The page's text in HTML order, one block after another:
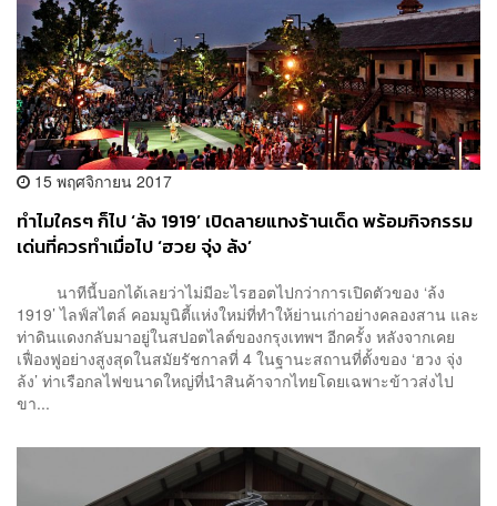
15 พฤศจิกายน 2017
ทำไมใครๆ ก็ไป ‘ล้ง 1919’ เปิดลายแทงร้านเด็ด พร้อมกิจกรรม
เด่นที่ควรทำเมื่อไป ‘ฮวย จุ่ง ล้ง’
นาทีนี้บอกได้เลยว่าไม่มีอะไรฮอตไปกว่าการเปิดตัวของ ‘ล้ง
1919’ ไลฟ์สไตล์ คอมมูนิตี้แห่งใหม่ที่ทำให้ย่านเก่าอย่างคลองสาน และ
ท่าดินแดงกลับมาอยู่ในสปอตไลต์ของกรุงเทพฯ อีกครั้ง หลังจากเคย
เฟื่องฟูอย่างสูงสุดในสมัยรัชกาลที่ 4 ในฐานะสถานที่ตั้งของ ‘ฮวง จุ่ง
ล้ง’ ท่าเรือกลไฟขนาดใหญ่ที่นำสินค้าจากไทยโดยเฉพาะข้าวส่งไป
ขา...